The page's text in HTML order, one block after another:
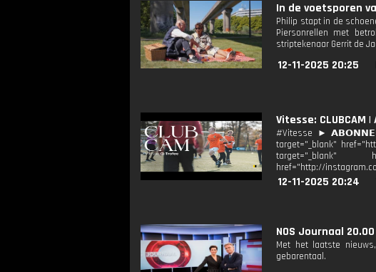
In de voetsporen
Philip stapt in de
Piersonrellen met
striptekenaar Gerrit de
12-11-2025 20:25
Vitesse:
#Vitesse ►
target="_blank"
target="_blank"
href="http://
12-11-2025 20:24
NOS Journaal
Met het laatste
gebarentaal.